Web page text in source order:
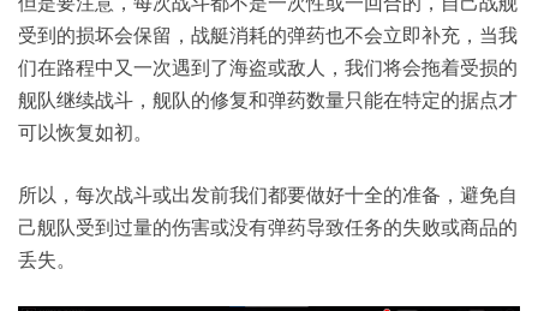
受到的损坏会保留，战艇消耗的弹药也不会立即补充，当我
们在路程中又一次遇到了海盗或敌人，我们将会拖着受损的
舰队继续战斗，舰队的修复和弹药数量只能在特定的据点才
可以恢复如初。
所以，每次战斗或出发前我们都要做好十全的准备，避免自
己舰队受到过量的伤害或没有弹药导致任务的失败或商品的
丢失。